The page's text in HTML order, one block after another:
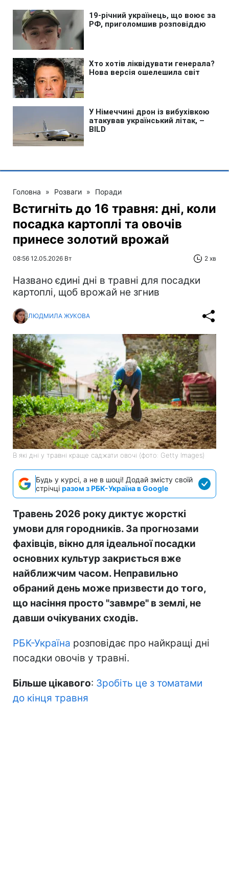
Головна » Розваги » Поради
Встигніть до 16 травня: дні, коли
посадка картоплі та овочів
принесе золотий врожай
08:56 12.05.2026 Вт 2 хв
Названо єдині дні в травні для посадки
картоплі, щоб врожай не згнив
ЛЮДМИЛА ЖУКОВА
В які дні у травні краще саджати овочі (фото: Getty Images)
Будь у курсі, а не в шоці! Додай змісту своїй
стрічці разом з РБК-Україна в Google
Травень 2026 року диктує жорсткі
умови для городників. За прогнозами
фахівців, вікно для ідеальної посадки
основних культур закриється вже
найближчим часом. Неправильно
обраний день може призвести до того,
що насіння просто "завмре" в землі, не
давши очікуваних сходів.
РБК-Україна розповідає про найкращі дні
посадки овочів у травні.
Більше цікавого: Зробіть це з томатами
до кінця травня